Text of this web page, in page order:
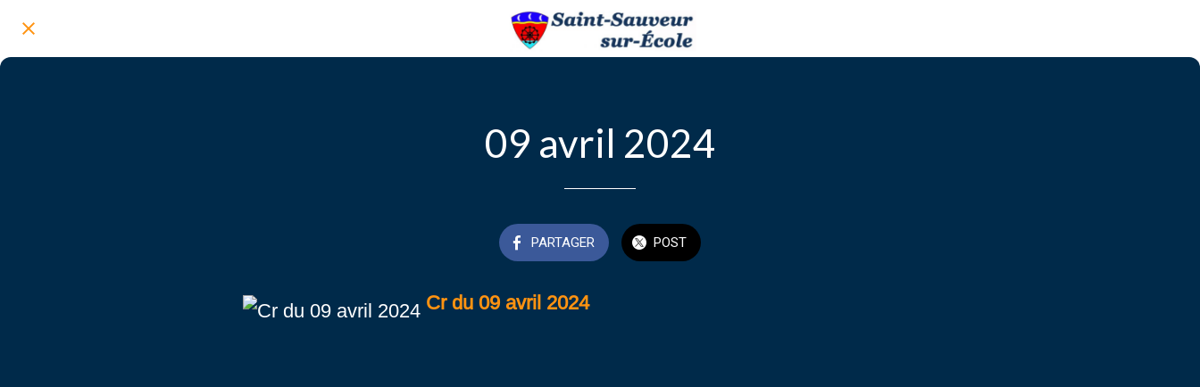
09 avril 2024
PARTAGER POST
Cr du 09 avril 2024